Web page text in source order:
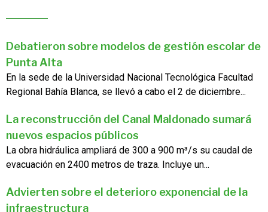
Debatieron sobre modelos de gestión escolar de
Punta Alta
En la sede de la Universidad Nacional Tecnológica Facultad
Regional Bahía Blanca, se llevó a cabo el 2 de diciembre...
La reconstrucción del Canal Maldonado sumará
nuevos espacios públicos
La obra hidráulica ampliará de 300 a 900 m³/s su caudal de
evacuación en 2400 metros de traza. Incluye un...
Advierten sobre el deterioro exponencial de la
infraestructura